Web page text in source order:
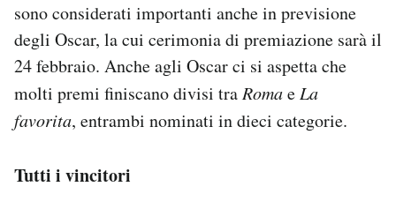
sono considerati importanti anche in previsione
degli Oscar, la cui cerimonia di premiazione sarà il
24 febbraio. Anche agli Oscar ci si aspetta che
molti premi finiscano divisi tra Romae La
favorita, entrambi nominati in dieci categorie.
Tutti i vincitori